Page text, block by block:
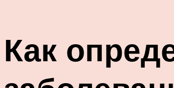
Как